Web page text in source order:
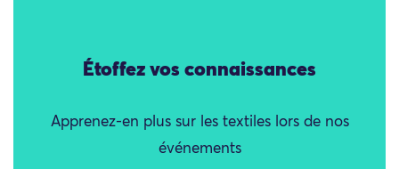
Étoffez vos connaissances
Apprenez-en plus sur les textiles lors de nos
événements